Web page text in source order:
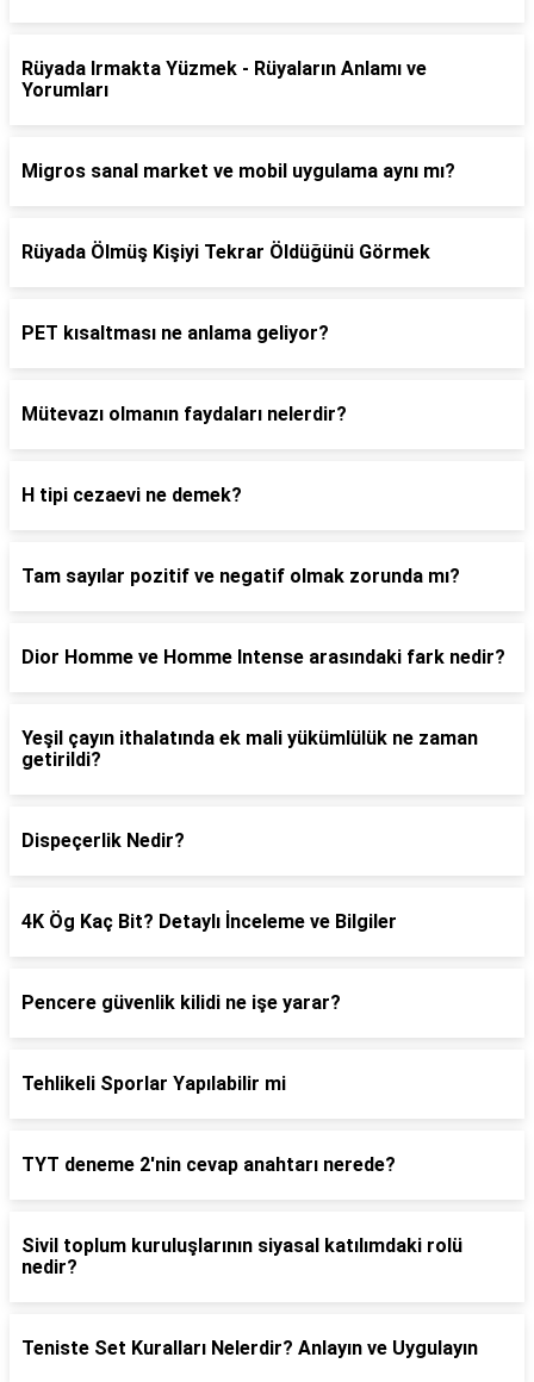
Rüyada Irmakta Yüzmek - Rüyaların Anlamı ve
Yorumları
Migros sanal market ve mobil uygulama aynı mı?
Rüyada Ölmüş Kişiyi Tekrar Öldüğünü Görmek
PET kısaltması ne anlama geliyor?
Mütevazı olmanın faydaları nelerdir?
H tipi cezaevi ne demek?
Tam sayılar pozitif ve negatif olmak zorunda mı?
Dior Homme ve Homme Intense arasındaki fark nedir?
Yeşil çayın ithalatında ek mali yükümlülük ne zaman
getirildi?
Dispeçerlik Nedir?
4K Ög Kaç Bit? Detaylı İnceleme ve Bilgiler
Pencere güvenlik kilidi ne işe yarar?
Tehlikeli Sporlar Yapılabilir mi
TYT deneme 2'nin cevap anahtarı nerede?
Sivil toplum kuruluşlarının siyasal katılımdaki rolü
nedir?
Teniste Set Kuralları Nelerdir? Anlayın ve Uygulayın